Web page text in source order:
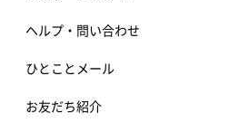
ヘルプ・問い合わせ
ひとことメール
お友だち紹介